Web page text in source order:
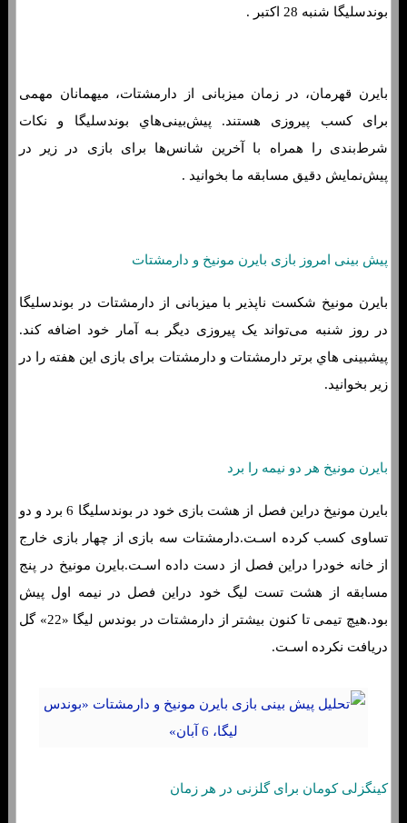
بوندسلیگا شنبه 28 اکتبر .
بایرن قهرمان، در زمان میزبانی از دارمشتات، میهمانان مهمی
برای کسب پیروزی هستند. پیش‌بینی‌هاي‌ بوندسلیگا و نکات
شرط‌بندی را همراه با آخرین شانس‌ها برای بازی در زیر در
پیش‌نمایش دقیق مسابقه ما بخوانید .
پیش بینی امروز بازی بایرن مونیخ و دارمشتات
بایرن مونیخ شکست ناپذیر با میزبانی از دارمشتات در بوندسلیگا
در روز شنبه می‌تواند یک پیروزی دیگر بـه آمار خود اضافه کند.
پیشبینی هاي‌ برتر دارمشتات و دارمشتات برای بازی این هفته را در
زیر بخوانید.
بایرن مونیخ هر دو نیمه را برد
بایرن مونیخ دراین فصل از هشت بازی خود در بوندسلیگا 6 برد و دو
تساوی کسب کرده اسـت.دارمشتات سه بازی از چهار بازی خارج
از خانه خودرا دراین فصل از دست داده اسـت.بایرن مونیخ در پنج
مسابقه از هشت تست لیگ خود دراین فصل در نیمه اول پیش
بود.هیچ تیمی تا کنون بیشتر از دارمشتات در بوندس لیگا «22» گل
دریافت نکرده اسـت.
کینگزلی کومان برای گلزنی در هر زمان